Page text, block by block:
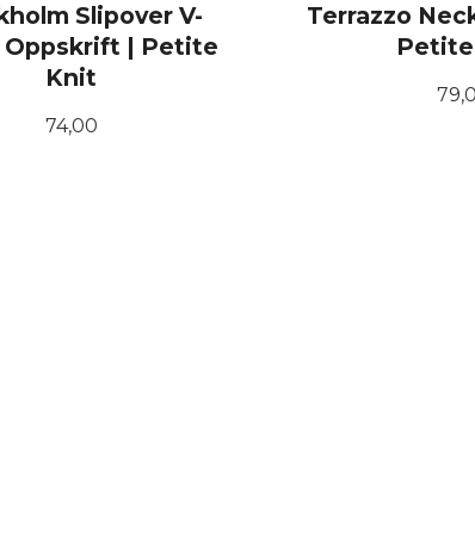
Slipover V-
Oppskrift | Petite
Knit
Pris
74,00
Terrazzo
Pris